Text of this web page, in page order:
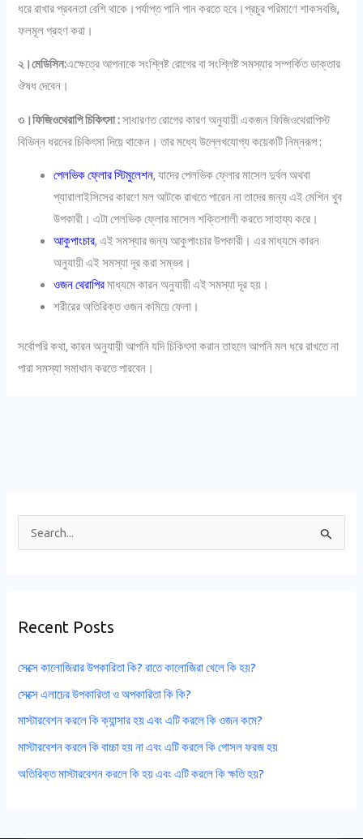
ধরে রাখার প্রবনতা বেশি থাকে।পর্যাপ্ত পানি পান করতে হবে।প্রচুর পরিমাণে শাকসবজি,
ফলমূল গ্রহণ করা।
২।মেডিসিন:এক্ষেত্রে আপনাকে সংশ্লিষ্ট রোগের বা সংশ্লিষ্ট সমস্যার সম্পর্কিত ডাক্তার
ঔষধ দেবেন।
৩।ফিজিওথেরাপি চিকিৎসা :সাধারণত রোগের কারণ অনুযায়ী একজন ফিজিওথেরাপিস্ট
বিভিন্ন ধরনের চিকিৎসা দিয়ে থাকেন। তার মধ্যে উল্লেখযোগ্য কয়েকটি নিম্নরূপ :
পেলভিক ফ্লোর স্টিমুলেশন, যাদের পেলভিক ফ্লোর মাসেল দুর্বল অথবা
প্যারালাইসিসের কারণে মল আটকে রাখতে পারেন না তাদের জন্য এই মেশিন খুব
উপকারী। এটা পেলভিক ফ্লোর মাসেল শক্তিশালী করতে সাহায্য করে।
আকুপাংচার, এই সমস্যার জন্য আকুপাংচার উপকারী। এর মাধ্যমে কারন
অনুযায়ী এই সমস্যা দূর করা সম্ভব।
ওজন থেরাপিরমাধ্যমে কারন অনুযায়ী এই সমস্যা দূর হয়।
শরীরের অতিরিক্ত ওজন কমিয়ে ফেলা।
সর্বোপরি কথা, কারন অনুযায়ী আপনি যদি চিকিৎসা করান তাহলে আপনি মল ধরে রাখতে না
পারা সমস্যা সমাধান করতে পারবেন।
c
o
r
:
Recent Posts
সেক্সে কালোজিরার উপকারিতা কি? রাতে কালোজিরা খেলে কি হয়?
সেক্সে এলাচের উপকারিতা ও অপকারিতা কি কি?
মাস্টারবেশন করলে কি ক্যান্সার হয় এবং এটি করলে কি ওজন কমে?
মাস্টারবেশন করলে কি বাচ্চা হয় না এবং এটি করলে কি গোসল ফরজ হয়
অতিরিক্ত মাস্টারবেশন করলে কি হয় এবং এটি করলে কি ক্ষতি হয়?